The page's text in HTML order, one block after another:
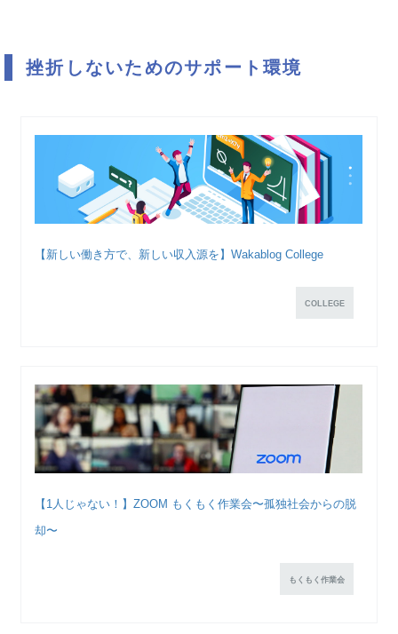
挫折しないためのサポート環境
【新しい働き方で、新しい収入源を】Wakablog College
COLLEGE
【1人じゃない！】ZOOM もくもく作業会〜孤独社会からの脱
却〜
もくもく作業会